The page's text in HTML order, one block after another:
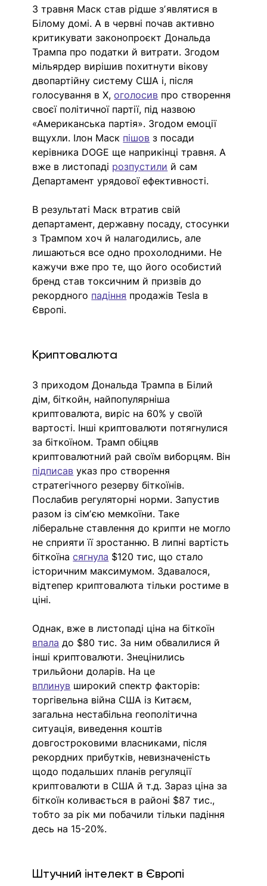
З травня Маск став рідше зʼявлятися в
Білому домі. А в червні почав активно
критикувати законопроєкт Дональда
Трампа про податки й витрати. Згодом
мільярдер вирішив похитнути вікову
двопартійну систему США і, після
голосування в Х, оголосив про створення
своєї політичної партії, під назвою
«Американська партія». Згодом емоції
вщухли. Ілон Маск пішов з посади
керівника DOGE ще наприкінці травня. А
вже в листопаді розпустили й сам
Департамент урядової ефективності.
В результаті Маск втратив свій
департамент, державну посаду, стосунки
з Трампом хоч й налагодились, але
лишаються все одно прохолодними. Не
кажучи вже про те, що його особистий
бренд став токсичним й призвів до
рекордного падіння продажів Tesla в
Європі.
Криптовалюта
З приходом Дональда Трампа в Білий
дім, біткойн, найпопулярніша
криптовалюта, виріс на 60% у своїй
вартості. Інші криптовалюти потягнулися
за біткоїном. Трамп обіцяв
криптовалютний рай своїм виборцям. Він
підписав указ про створення
стратегічного резерву біткоїнів.
Послабив регуляторні норми. Запустив
разом із сімʼєю мемкоїни. Таке
ліберальне ставлення до крипти не могло
не сприяти її зростанню. В липні вартість
біткоїна сягнула $120 тис, що стало
історичним максимумом. Здавалося,
відтепер криптовалюта тільки ростиме в
ціні.
Однак, вже в листопаді ціна на біткоїн
впала до $80 тис. За ним обвалилися й
інші криптовалюти. Знецінились
трильйони доларів. На це
вплинув широкий спектр факторів:
торгівельна війна США із Китаєм,
загальна нестабільна геополітична
ситуація, виведення коштів
довгостроковими власниками, після
рекордних прибутків, невизначеність
щодо подальших планів регуляції
криптовалюти в США й т.д. Зараз ціна за
біткоїн коливається в районі $87 тис.,
тобто за рік ми побачили тільки падіння
десь на 15-20%.
Штучний інтелект в Європі